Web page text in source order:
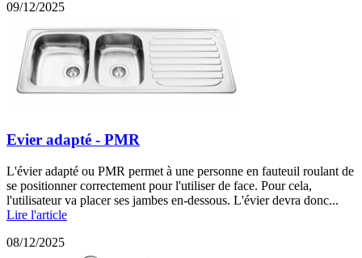
09/12/2025
Evier adapté - PMR
L'évier adapté ou PMR permet à une personne en fauteuil roulant de
se positionner correctement pour l'utiliser de face. Pour cela,
l'utilisateur va placer ses jambes en-dessous. L'évier devra donc...
Lire l'article
08/12/2025